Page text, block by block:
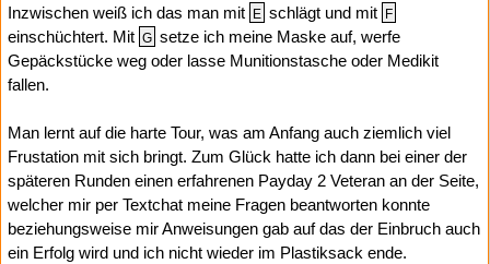
Inzwischen weiß ich das man mit
E schlägt und mit F
einschüchtert. Mit G setze ich meine Maske auf, werfe
Gepäckstücke weg oder lasse Munitionstasche oder Medikit
fallen.
Man lernt auf die harte Tour, was am Anfang auch ziemlich viel
Frustation mit sich bringt. Zum Glück hatte ich dann bei einer der
späteren Runden einen erfahrenen Payday 2 Veteran an der Seite,
welcher mir per Textchat meine Fragen beantworten konnte
beziehungsweise mir Anweisungen gab auf das der Einbruch auch
ein Erfolg wird und ich nicht wieder im Plastiksack ende.